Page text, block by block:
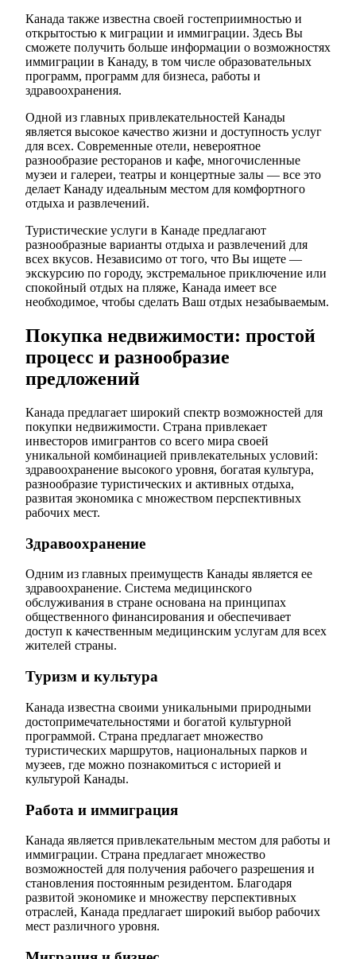
Канада также известна своей гостеприимностью и
открытостью к миграции и иммиграции. Здесь Вы
сможете получить больше информации о возможностях
иммиграции в Канаду, в том числе образовательных
программ, программ для бизнеса, работы и
здравоохранения.
Одной из главных привлекательностей Канады
является высокое качество жизни и доступность услуг
для всех. Современные отели, невероятное
разнообразие ресторанов и кафе, многочисленные
музеи и галереи, театры и концертные залы — все это
делает Канаду идеальным местом для комфортного
отдыха и развлечений.
Туристические услуги в Канаде предлагают
разнообразные варианты отдыха и развлечений для
всех вкусов. Независимо от того, что Вы ищете —
экскурсию по городу, экстремальное приключение или
спокойный отдых на пляже, Канада имеет все
необходимое, чтобы сделать Ваш отдых незабываемым.
Покупка недвижимости: простой
процесс и разнообразие
предложений
Канада предлагает широкий спектр возможностей для
покупки недвижимости. Страна привлекает
инвесторов имигрантов со всего мира своей
уникальной комбинацией привлекательных условий:
здравоохранение высокого уровня, богатая культура,
разнообразие туристических и активных отдыха,
развитая экономика с множеством перспективных
рабочих мест.
Здравоохранение
Одним из главных преимуществ Канады является ее
здравоохранение. Система медицинского
обслуживания в стране основана на принципах
общественного финансирования и обеспечивает
доступ к качественным медицинским услугам для всех
жителей страны.
Туризм и культура
Канада известна своими уникальными природными
достопримечательностями и богатой культурной
программой. Страна предлагает множество
туристических маршрутов, национальных парков и
музеев, где можно познакомиться с историей и
культурой Канады.
Работа и иммиграция
Канада является привлекательным местом для работы и
иммиграции. Страна предлагает множество
возможностей для получения рабочего разрешения и
становления постоянным резидентом. Благодаря
развитой экономике и множеству перспективных
отраслей, Канада предлагает широкий выбор рабочих
мест различного уровня.